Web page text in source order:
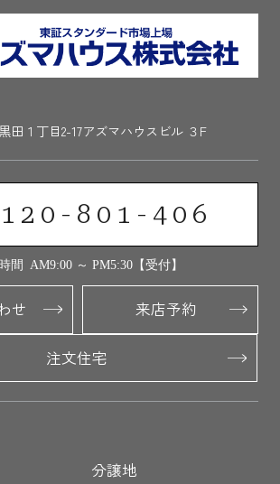
田１丁目2-17アズマハウスビル ３F
801-406
間 AM9:00 ～ PM5:30【受付】
せ 来店予約
注文住宅
分譲地